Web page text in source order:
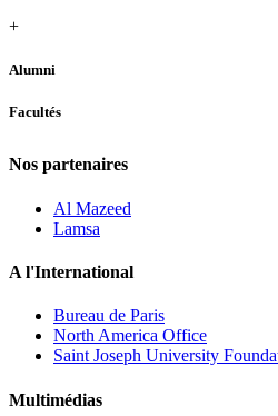
+
Alumni
Facultés
Nos partenaires
Al Mazeed
Lamsa
A l'International
Bureau de Paris
North America Office
Saint Joseph University
Multimédias